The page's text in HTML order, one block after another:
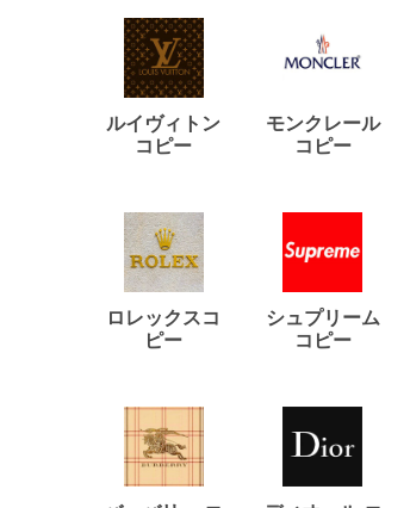
ルイヴィトン
コピー
モンクレール
コピー
ロレックスコ
ピー
シュプリーム
コピー